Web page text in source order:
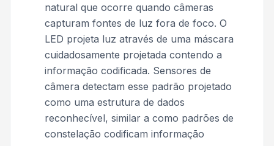
natural que ocorre quando câmeras
capturam fontes de luz fora de foco. O
LED projeta luz através de uma máscara
cuidadosamente projetada contendo a
informação codificada. Sensores de
câmera detectam esse padrão projetado
como uma estrutura de dados
reconhecível, similar a como padrões de
constelação codificam informação